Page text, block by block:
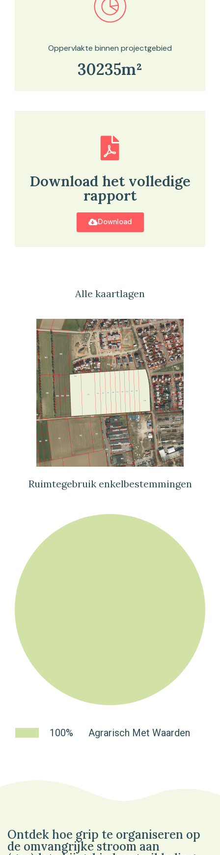
Bekijk in onze kaartviewer
Oppervlakte binnen projectgebied
30235m²
Download het volledige
rapport
Download
Alle kaartlagen
Ruimtegebruik enkelbestemmingen
100% Agrarisch Met Waarden
Ontdek hoe grip te organiseren op
de omvangrijke stroom aan